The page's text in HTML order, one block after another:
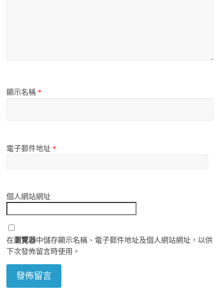
顯示名稱 *
電子郵件地址 *
個人網站網址
在瀏覽器中儲存顯示名稱、電子郵件地址及個人網站網址，以供
下次發佈留言時使用。